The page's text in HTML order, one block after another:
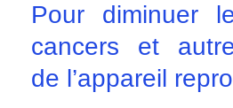
Pour diminuer
cancers et
de l’appareil